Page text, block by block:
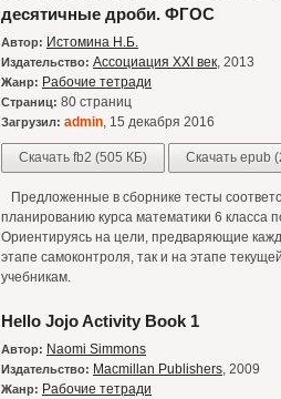
десятичные дроби. ФГОС
Автор: Истомина Н.Б.
Издательство: Ассоциация XXI век, 2013
Жанр: Рабочие тетради
Страниц: 80 страниц
Загрузил: admin, 15 декабря 2016
Скачать fb2 (505 КБ) Скачать epub
Предложенные в сборнике тесты
планированию курса математики 6 класса
Ориентируясь на цели, предваряющие
этапе самоконтроля, так и на этапе
учебникам.
Hello Jojo Activity Book 1
Автор: Naomi Simmons
Издательство: Macmillan Publishers, 2009
Жанр: Рабочие тетради